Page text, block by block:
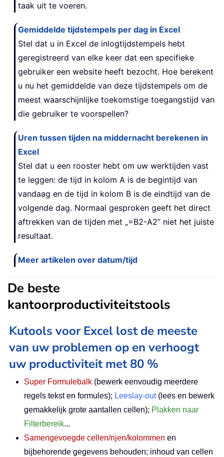
taak uit te voeren.
Gemiddelde tijdstempels per dag in Excel
Stel dat u in Excel de inlogtijdstempels hebt
geregistreerd van elke keer dat een specifieke
gebruiker een website heeft bezocht. Hoe berekent
u nu het gemiddelde van deze tijdstempels om de
meest waarschijnlijke toekomstige toegangstijd van
die gebruiker te voorspellen?
Uren tussen tijden na middernacht berekenen in
Excel
Stel dat u een rooster hebt om uw werktijden vast
te leggen: de tijd in kolom A is de begintijd van
vandaag en de tijd in kolom B is de eindtijd van de
volgende dag. Normaal gesproken geeft het direct
aftrekken van de tijden met „=B2-A2” niet het juiste
resultaat.
Meer artikelen over datum/tijd
De beste
kantoorproductiviteitstools
Kutools voor Excel lost de meeste
van uw problemen op en verhoogt
uw productiviteit met 80 %
Super Formulebalk (bewerk eenvoudig meerdere
regels tekst en formules); Leeslay-out(lees en bewerk
gemakkelijk grote aantallen cellen); Plakken naar
Filterbereik...
Samengevoegde cellen/rijen/kolommen en
bijbehorende gegevens behouden; inhoud van cellen